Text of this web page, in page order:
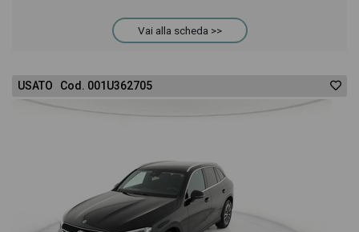
Vai alla scheda >>
USATO Cod. 001U362705